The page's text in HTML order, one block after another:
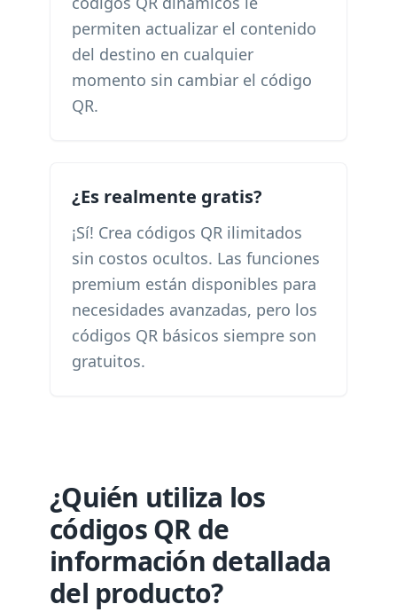
permiten actualizar el contenido
del destino en cualquier
momento sin cambiar el código
QR.
¿Es realmente gratis?
¡Sí! Crea códigos QR ilimitados
sin costos ocultos. Las funciones
premium están disponibles para
necesidades avanzadas, pero los
códigos QR básicos siempre son
gratuitos.
¿Quién utiliza los
códigos QR de
información detallada
del producto?